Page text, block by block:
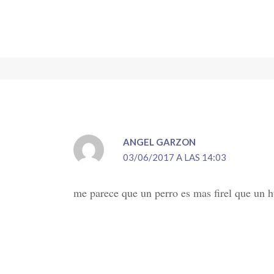
ANGEL GARZON
03/06/2017 A LAS 14:03
me parece que un perro es mas firel que un